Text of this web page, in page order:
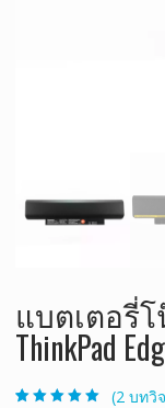
แบตเตอรี่โ
ThinkPad
(2 บทวิ